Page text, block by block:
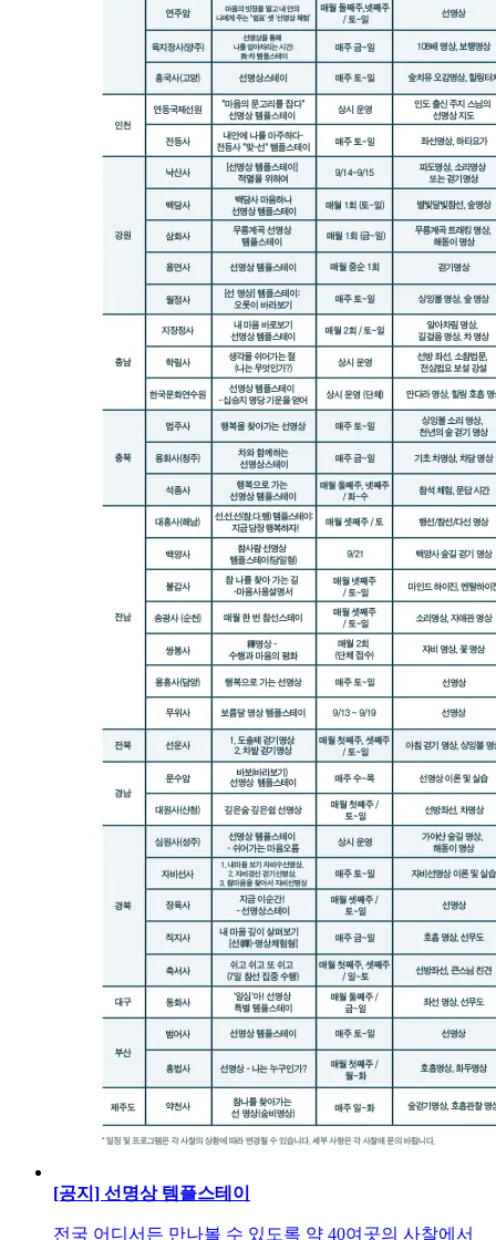
[공지] 선명상 템플스테이
전국 어디서든 만나볼 수 있도록 약 40여곳의 사찰에서